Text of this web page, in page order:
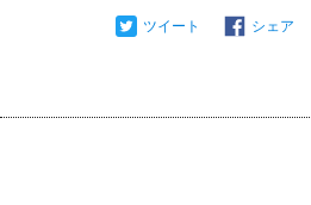
ツイート シェア